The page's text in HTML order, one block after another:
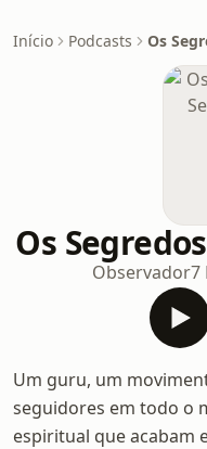
Início Podcasts Os
Os
Observador7
Um guru, um
seguidores em todo o
espiritual que acabam